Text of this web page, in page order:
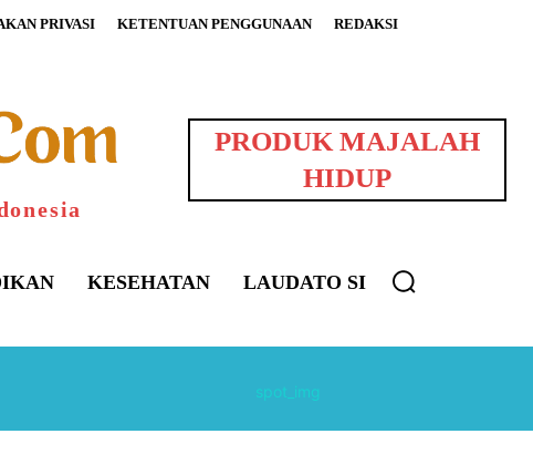
PRIVASI KETENTUAN PENGGUNAAN
REDAKSI
PRODUK MAJALAH
HIDUP
KESEHATAN LAUDATO SI